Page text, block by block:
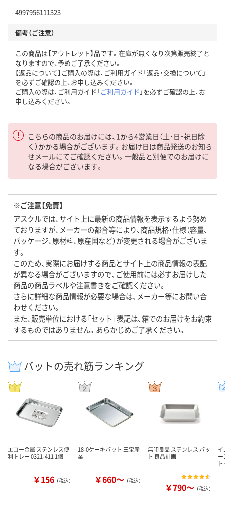
4997956111323
備考（ご注意）
この商品は【アウトレット】品です。在庫が無くなり次第販売終了と
なりますので、予めご了承ください。
【返品について】ご購入の際は、ご利用ガイド「返品・交換について」
を必ずご確認の上、お申し込みください。
ご購入の際は、ご利用ガイド「ご利用ガイド 」を必ずご確認の上、お
申し込みください。
こちらの商品のお届けには、1から4営業日（土・日・祝日除
く）かかる場合がございます。お届け日は商品発送のお知ら
せメールにてご確認ください。一般品と別便でのお届けに
なる場合がございます。
※ご注意【免責】
アスクルでは、サイト上に最新の商品情報を表示するよう努め
ておりますが、メーカーの都合等により、商品規格・仕様（容量、
パッケージ、原材料、原産国など）が変更される場合がございま
す。
このため、実際にお届けする商品とサイト上の商品情報の表記
が異なる場合がございますので、ご使用前には必ずお届けした
商品の商品ラベルや注意書きをご確認ください。
さらに詳細な商品情報が必要な場合は、メーカー等にお問い合
わせください。
また、販売単位における「セット」表記は、箱でのお届けをお約束
するものではありません。あらかじめご了承ください。
バットの売れ筋ランキング
エコー金属 ステンレス便
利トレー 0321-411 1個
￥156 （税込）
18-0ケーキバット 三宝産
業
￥660～ （税込）
無印良品 ステンレス バッ
ト 良品計画
￥790～ （税込）